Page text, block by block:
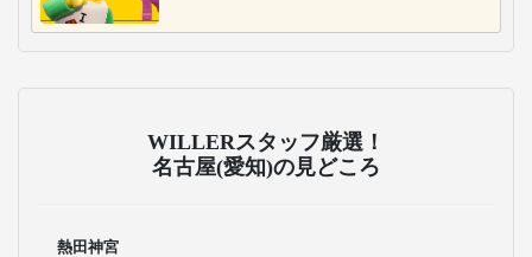
WILLERスタッフ厳選！
名古屋(愛知)の見どころ
熱田神宮